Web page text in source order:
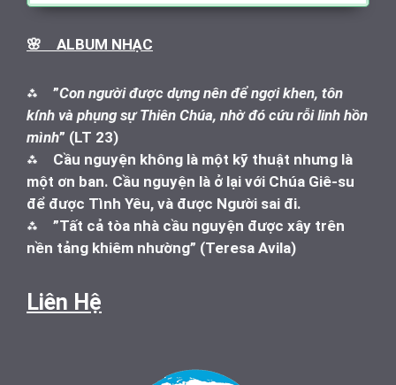
🌸 ALBUM NHẠC
⁂ ”Con người được dựng nên để ngợi khen, tôn
kính và phụng sự Thiên Chúa, nhờ đó cứu rỗi linh hồn
mình” (LT 23)
⁂ Cầu nguyện không là một kỹ thuật nhưng là
một ơn ban. Cầu nguyện là ở lại với Chúa Giê-su
để được Tình Yêu, và được Người sai đi.
⁂ ”Tất cả tòa nhà cầu nguyện được xây trên
nền tảng khiêm nhường” (Teresa Avila)
Liên Hệ